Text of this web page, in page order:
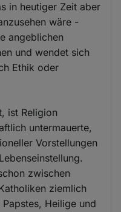
in heutiger Zeit aber
wäre -
angeblichen
und wendet sich
Ethik oder
ist Religion
untermauerte,
Vorstellungen
zwischen
ziemlich
Heilige und